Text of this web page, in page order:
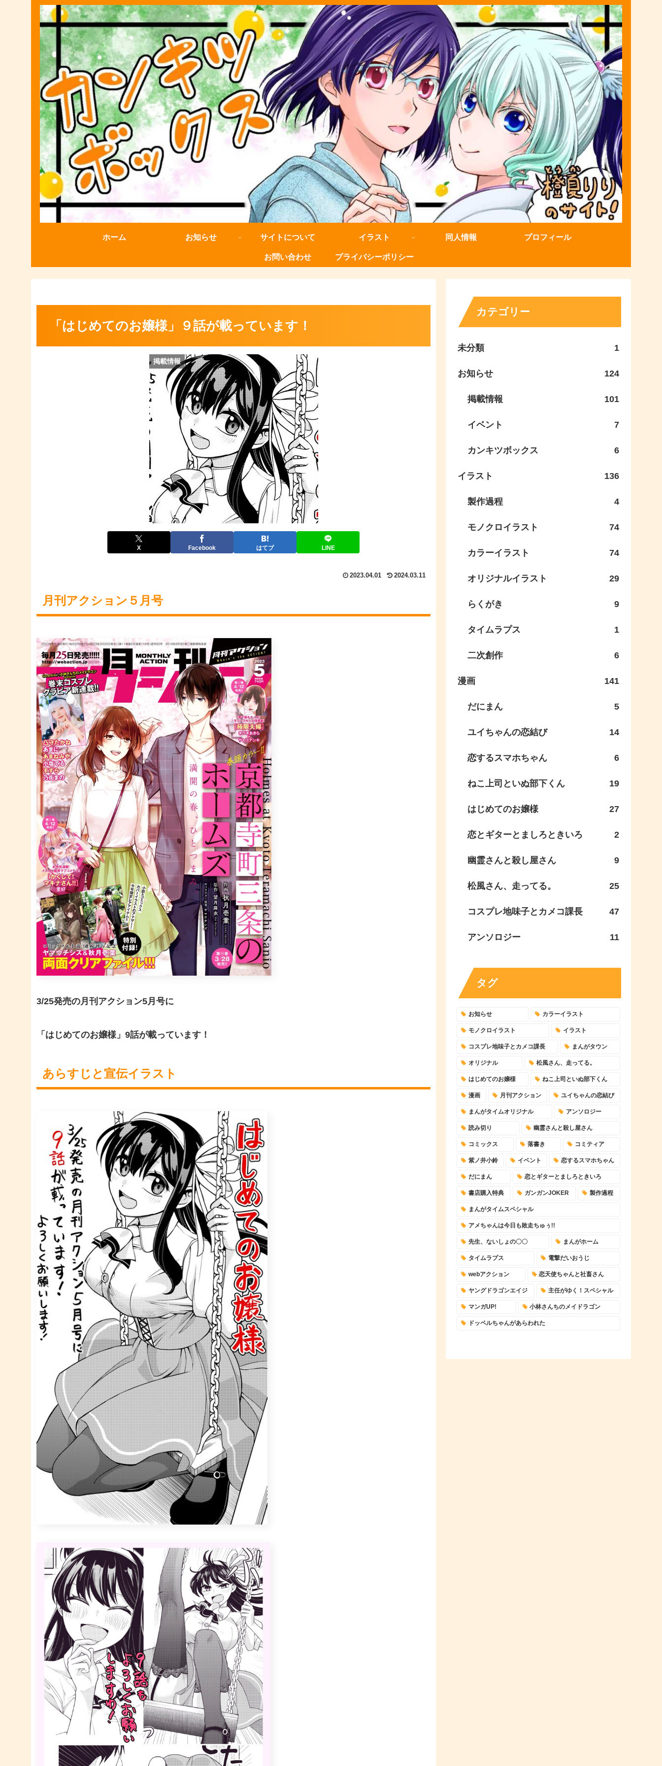
ホーム お知らせ サイトについて イラスト 同人情報 プロフィール
お問い合わせ プライバシーポリシー
「はじめてのお嬢様」９話が載っています！
掲載情報
X Facebook はてブ LINE
2023.04.01 2024.03.11
月刊アクション５月号
3/25発売の月刊アクション5月号に
「はじめてのお嬢様」9話が載っています！
あらすじと宣伝イラスト
カテゴリー
未分類 1
お知らせ 124
掲載情報 101
イベント 7
カンキツボックス 6
イラスト 136
製作過程 4
モノクロイラスト 74
カラーイラスト 74
オリジナルイラスト 29
らくがき 9
タイムラプス 1
二次創作 6
漫画 141
だにまん 5
ユイちゃんの恋結び 14
恋するスマホちゃん 6
ねこ上司といぬ部下くん 19
はじめてのお嬢様 27
恋とギターとましろときいろ 2
幽霊さんと殺し屋さん 9
松風さん、走ってる。 25
コスプレ地味子とカメコ課長 47
アンソロジー 11
タグ
お知らせ カラーイラスト
モノクロイラスト イラスト
コスプレ地味子とカメコ課長 まんがタウン
オリジナル 松風さん、走ってる。
はじめてのお嬢様 ねこ上司といぬ部下くん
漫画 月刊アクション ユイちゃんの恋結び
まんがタイムオリジナル アンソロジー
読み切り 幽霊さんと殺し屋さん
コミックス 落書き コミティア
紫ノ井小鈴 イベント 恋するスマホちゃん
だにまん 恋とギターとましろときいろ
書店購入特典 ガンガンJOKER 製作過程
まんがタイムスペシャル
アメちゃんは今日も敗走ちゅぅ!!
先生、ないしょの〇〇 まんがホーム
タイムラプス 電撃だいおうじ
webアクション 恋天使ちゃんと社畜さん
ヤングドラゴンエイジ 主任がゆく！スペシャル
マンガUP! 小林さんちのメイドラゴン
ドッペルちゃんがあらわれた